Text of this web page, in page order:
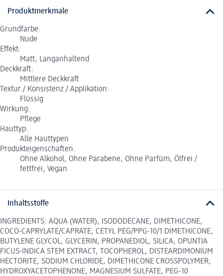
Produktmerkmale
Grundfarbe:
Nude
Effekt:
Matt, Langanhaltend
Deckkraft:
Mittlere Deckkraft
Textur / Konsistenz / Applikation:
Flüssig
Wirkung:
Pflege
Hauttyp:
Alle Hauttypen
Produkteigenschaften:
Ohne Alkohol, Ohne Parabene, Ohne Parfüm, Ölfrei /
fettfrei, Vegan
Inhaltsstoffe
INGREDIENTS: AQUA (WATER), ISODODECANE, DIMETHICONE,
COCO-CAPRYLATE/CAPRATE, CETYL PEG/PPG-10/1 DIMETHICONE,
BUTYLENE GLYCOL, GLYCERIN, PROPANEDIOL, SILICA, OPUNTIA
FICUS-INDICA STEM EXTRACT, TOCOPHEROL, DISTEARDIMONIUM
HECTORITE, SODIUM CHLORIDE, DIMETHICONE CROSSPOLYMER,
HYDROXYACETOPHENONE, MAGNESIUM SULFATE, PEG-10